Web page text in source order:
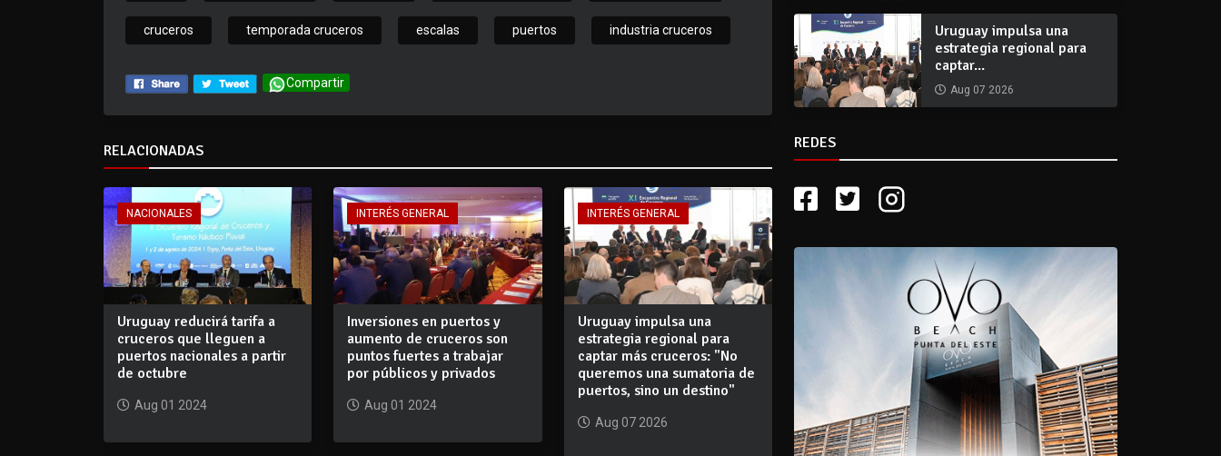
cruceros temporada cruceros escalas puertos industria cruceros
Compartir
RELACIONADAS
NACIONALES
Uruguay reducirá tarifa a
cruceros que lleguen a
puertos nacionales a partir
de octubre
Aug 01 2024
INTERÉS GENERAL
Inversiones en puertos y
aumento de cruceros son
puntos fuertes a trabajar
por públicos y privados
Aug 01 2024
INTERÉS GENERAL
Uruguay impulsa una
estrategia regional para
captar más cruceros: "No
queremos una sumatoria de
puertos, sino un destino"
Aug 07 2026
Uruguay impulsa una
estrategia regional para
captar...
Aug 07 2026
REDES